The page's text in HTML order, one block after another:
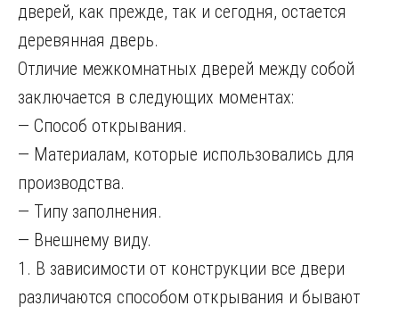
дверей, как прежде, так и сегодня, остается
деревянная дверь.
Отличие межкомнатных дверей между собой
заключается в следующих моментах:
— Способ открывания.
— Материалам, которые использовались для
производства.
— Типу заполнения.
— Внешнему виду.
1. В зависимости от конструкции все двери
различаются способом открывания и бывают